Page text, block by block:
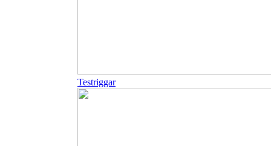
Testriggar